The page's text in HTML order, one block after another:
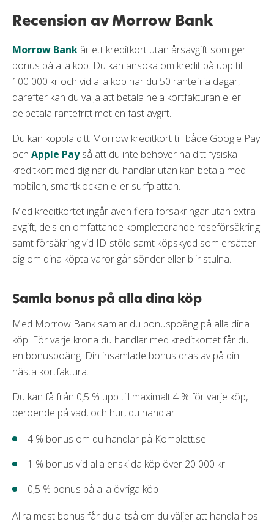
Recension av Morrow Bank
Morrow Bank är ett kreditkort utan årsavgift som ger
bonus på alla köp. Du kan ansöka om kredit på upp till
100 000 kr och vid alla köp har du 50 räntefria dagar,
därefter kan du välja att betala hela kortfakturan eller
delbetala räntefritt mot en fast avgift.
Du kan koppla ditt Morrow kreditkort till både Google Pay
och Apple Payså att du inte behöver ha ditt fysiska
kreditkort med dig när du handlar utan kan betala med
mobilen, smartklockan eller surfplattan.
Med kreditkortet ingår även flera försäkringar utan extra
avgift, dels en omfattande kompletterande reseförsäkring
samt försäkring vid ID-stöld samt köpskydd som ersätter
dig om dina köpta varor går sönder eller blir stulna.
Samla bonus på alla dina köp
Med Morrow Bank samlar du bonuspoäng på alla dina
köp. För varje krona du handlar med kreditkortet får du
en bonuspoäng. Din insamlade bonus dras av på din
nästa kortfaktura.
Du kan få från 0,5 % upp till maximalt 4 % för varje köp,
beroende på vad, och hur, du handlar:
4 % bonus om du handlar på Komplett.se
1 % bonus vid alla enskilda köp över 20 000 kr
0,5 % bonus på alla övriga köp
Allra mest bonus får du alltså om du väljer att handla hos